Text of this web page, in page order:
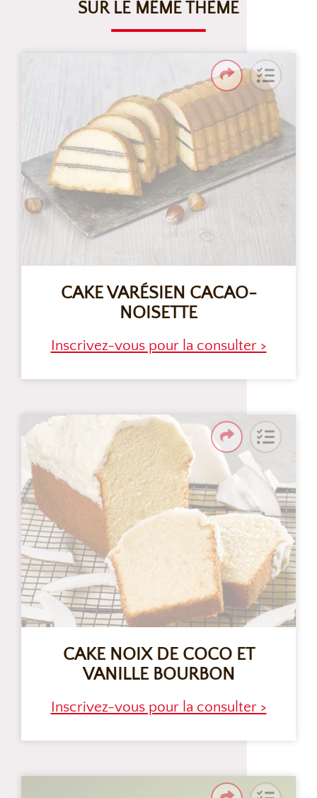
SUR LE MÊME THÈME
CAKE VARÉSIEN CACAO-
NOISETTE
Inscrivez-vous pour la consulter >
CAKE NOIX DE COCO ET
VANILLE BOURBON
Inscrivez-vous pour la consulter >